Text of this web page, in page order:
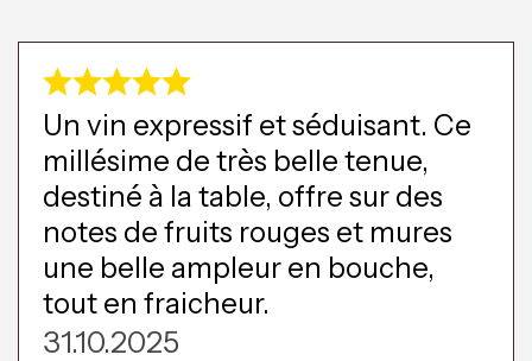
Un vin expressif et séduisant. Ce
millésime de très belle tenue,
destiné à la table, offre sur des
notes de fruits rouges et mures
une belle ampleur en bouche,
tout en fraicheur.
31.10.2025